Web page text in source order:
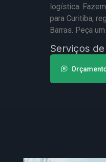
logística.
para Curitiba,
Barras. Peça
Serviços